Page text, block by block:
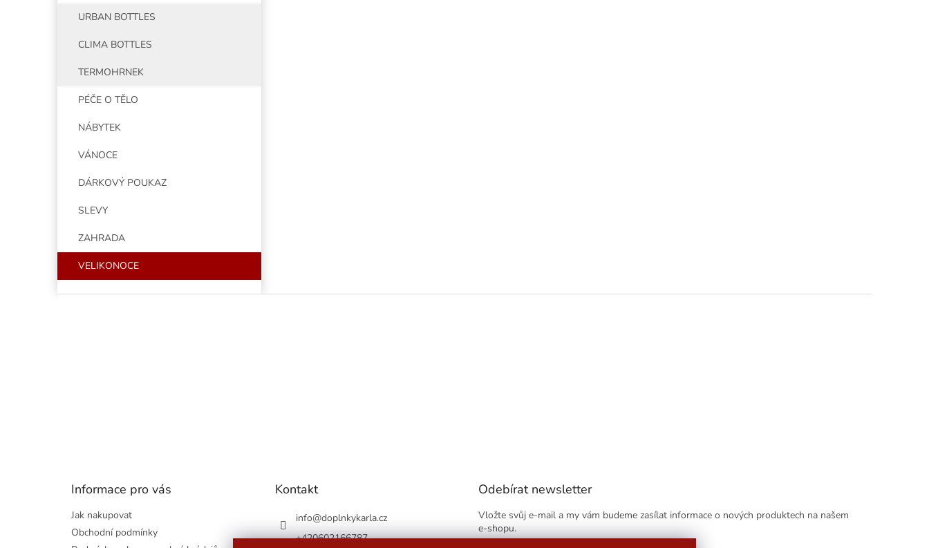
URBAN BOTTLES
CLIMA BOTTLES
TERMOHRNEK
PÉČE O TĚLO
NÁBYTEK
VÁNOCE
DÁRKOVÝ POUKAZ
SLEVY
ZAHRADA
VELIKONOCE
Informace pro vás
Jak nakupovat
Obchodní podmínky
Kontakt
info@doplnkykarla.cz
+420602166787
Odebírat newsletter
Vložte svůj e-mail a my vám budeme zasílat informace o nových produktech na našem
e-shopu.